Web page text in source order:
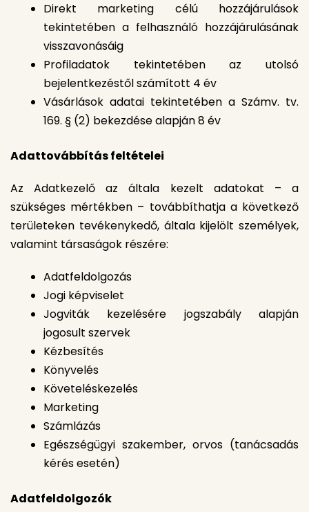
Direkt marketing célú hozzájárulások
tekintetében a felhasználó hozzájárulásának
visszavonásáig
Profiladatok tekintetében az utolsó
bejelentkezéstől számított 4 év
Vásárlások adatai tekintetében a Számv. tv.
169. § (2) bekezdése alapján 8 év
Adattovábbítás feltételei
Az Adatkezelő az általa kezelt adatokat – a
szükséges mértékben – továbbíthatja a következő
területeken tevékenykedő, általa kijelölt személyek,
valamint társaságok részére:
Adatfeldolgozás
Jogi képviselet
Jogviták kezelésére jogszabály alapján
jogosult szervek
Kézbesítés
Könyvelés
Követeléskezelés
Marketing
Számlázás
Egészségügyi szakember, orvos (tanácsadás
kérés esetén)
Adatfeldolgozók